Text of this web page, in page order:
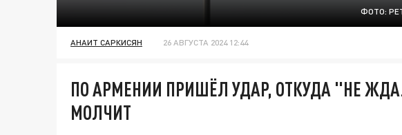
ФОТО:
АНАИТ САРКИСЯН 26 АВГУСТА 2024 12:44
ПО АРМЕНИИ ПРИШЁЛ УДАР, ОТКУДА "НЕ
МОЛЧИТ